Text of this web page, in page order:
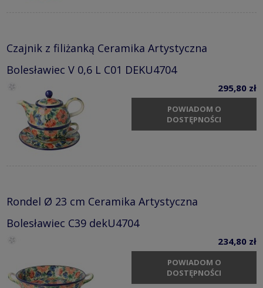
Czajnik z filiżanką Ceramika Artystyczna
Bolesławiec V 0,6 L C01 DEKU4704
295,80 zł
POWIADOM O
DOSTĘPNOŚCI
Rondel Ø 23 cm Ceramika Artystyczna
Bolesławiec C39 dekU4704
234,80 zł
POWIADOM O
DOSTĘPNOŚCI